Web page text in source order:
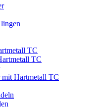
TC
TC
Hartmetall TC